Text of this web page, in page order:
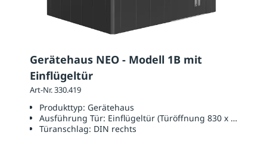
Gerätehaus NEO - Modell 1B mit
Einflügeltür
Art-Nr. 330.419
Produkttyp: Gerätehaus
Ausführung Tür: Einflügeltür (Türöffnung 830 x 2000
Türanschlag: DIN rechts